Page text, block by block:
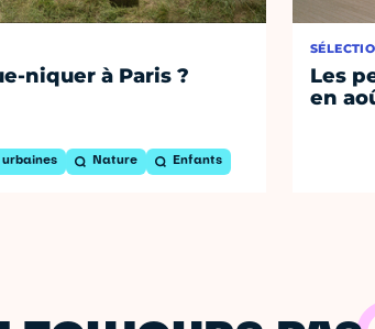
niquer à Paris ?
urbaines Nature Enfants
Les
en